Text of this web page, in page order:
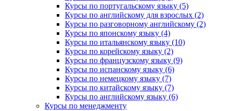
Курсы по португальскому языку (5)
Курсы по английскому для взрослых (2)
Курсы по разговорному английскому (2)
Курсы по японскому языку (4)
Курсы по итальянскому языку (10)
Курсы по корейскому языку (2)
Курсы по французскому языку (9)
Курсы по испанскому языку (6)
Курсы по немецкому языку (7)
Курсы по китайскому языку (7)
Курсы по английскому языку (6)
Курсы по менеджменту